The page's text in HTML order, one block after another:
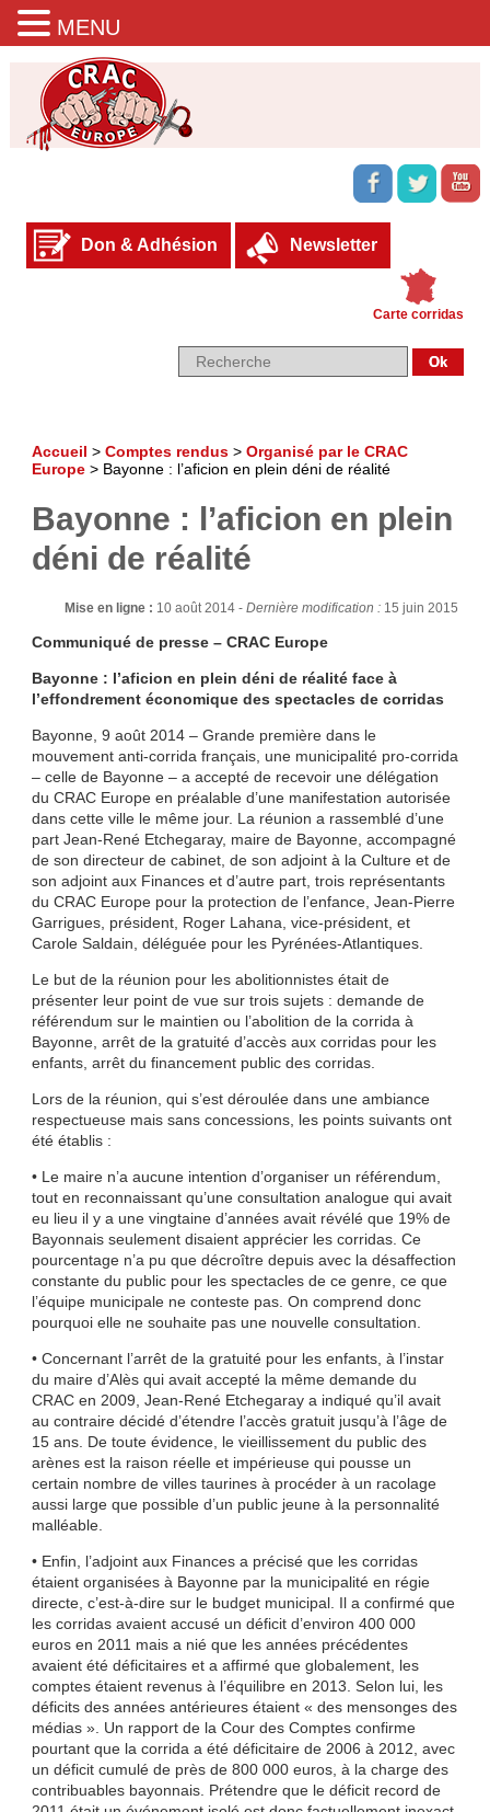
Don & Adhésion Newsletter
Carte corridas
Accueil > Comptes rendus> Organisé par le CRAC
Europe> Bayonne : l’aficion en plein déni de réalité
Bayonne : l’aficion en plein
déni de réalité
Mise en ligne : 10 août 2014 -Dernière modification : 15 juin 2015
Communiqué de presse – CRAC Europe
Bayonne : l’aficion en plein déni de réalité face à
l’effondrement économique des spectacles de corridas
Bayonne, 9 août 2014 – Grande première dans le
mouvement anti-corrida français, une municipalité pro-corrida
– celle de Bayonne – a accepté de recevoir une délégation
du CRAC Europe en préalable d’une manifestation autorisée
dans cette ville le même jour. La réunion a rassemblé d’une
part Jean-René Etchegaray, maire de Bayonne, accompagné
de son directeur de cabinet, de son adjoint à la Culture et de
son adjoint aux Finances et d’autre part, trois représentants
du CRAC Europe pour la protection de l’enfance, Jean-Pierre
Garrigues, président, Roger Lahana, vice-président, et
Carole Saldain, déléguée pour les Pyrénées-Atlantiques.
Le but de la réunion pour les abolitionnistes était de
présenter leur point de vue sur trois sujets : demande de
référendum sur le maintien ou l’abolition de la corrida à
Bayonne, arrêt de la gratuité d’accès aux corridas pour les
enfants, arrêt du financement public des corridas.
Lors de la réunion, qui s’est déroulée dans une ambiance
respectueuse mais sans concessions, les points suivants ont
été établis :
• Le maire n’a aucune intention d’organiser un référendum,
tout en reconnaissant qu’une consultation analogue qui avait
eu lieu il y a une vingtaine d’années avait révélé que 19% de
Bayonnais seulement disaient apprécier les corridas. Ce
pourcentage n’a pu que décroître depuis avec la désaffection
constante du public pour les spectacles de ce genre, ce que
l’équipe municipale ne conteste pas. On comprend donc
pourquoi elle ne souhaite pas une nouvelle consultation.
• Concernant l’arrêt de la gratuité pour les enfants, à l’instar
du maire d’Alès qui avait accepté la même demande du
CRAC en 2009, Jean-René Etchegaray a indiqué qu’il avait
au contraire décidé d’étendre l’accès gratuit jusqu’à l’âge de
15 ans. De toute évidence, le vieillissement du public des
arènes est la raison réelle et impérieuse qui pousse un
certain nombre de villes taurines à procéder à un racolage
aussi large que possible d’un public jeune à la personnalité
malléable.
• Enfin, l’adjoint aux Finances a précisé que les corridas
étaient organisées à Bayonne par la municipalité en régie
directe, c’est-à-dire sur le budget municipal. Il a confirmé que
les corridas avaient accusé un déficit d’environ 400 000
euros en 2011 mais a nié que les années précédentes
avaient été déficitaires et a affirmé que globalement, les
comptes étaient revenus à l’équilibre en 2013. Selon lui, les
déficits des années antérieures étaient « des mensonges des
médias ». Un rapport de la Cour des Comptes confirme
pourtant que la corrida a été déficitaire de 2006 à 2012, avec
un déficit cumulé de près de 800 000 euros, à la charge des
contribuables bayonnais. Prétendre que le déficit record de
MENU